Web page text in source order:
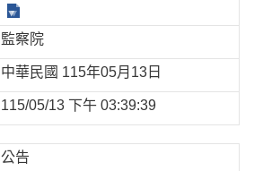
監察院
中華民國 115年05月13日
115/05/13 下午 03:39:39
公告